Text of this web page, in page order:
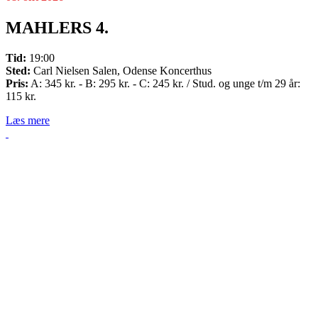
MAHLERS 4.
Tid: 19:00
Sted: Carl Nielsen Salen, Odense Koncerthus
Pris: A: 345 kr. - B: 295 kr. - C: 245 kr. / Stud. og unge t/m 29 år:
115 kr.
Læs mere